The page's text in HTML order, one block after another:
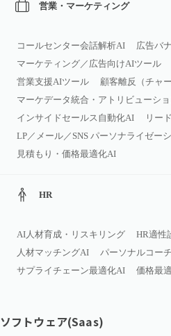
営業・マーケティング
コールセンター会話解析AI 広告バ
マーケティング／広告向けAIツール
営業支援AIツール
顧客離反（チャ
マーケデータ統合・アトリビューシ
インサイドセールス自動化AI
リー
LP／メール／SNS パーソナライゼー
見積もり・価格最適化AI
HR
AI人材育成・リスキリング HR適性
人材マッチングAI
パーソナルコー
サプライチェーン最適化AI
価格最
ソフトウェア(Saas)